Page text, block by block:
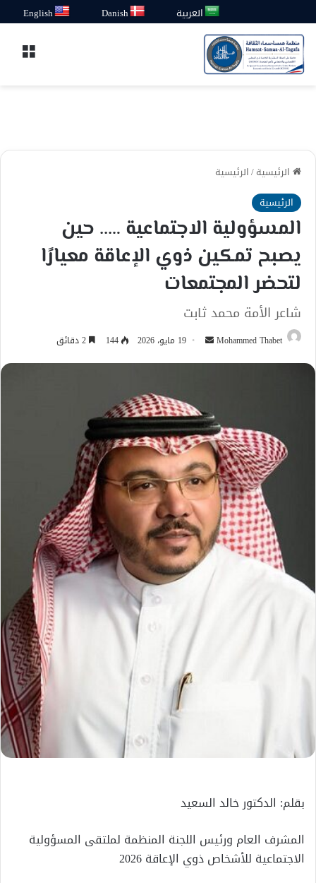
العربية Danish
English
الرئيسية/الرئيسية
الرئيسية
المسؤولية الاجتماعية ….. حين
يصبح تمكين ذوي الإعاقة معيارًا
لتحضر المجتمعات
شاعر الأمة محمد ثابت
Mohammed Thabet
أرسل 19 مايو، 2026 144
بقلم: الدكتور خالد السعيد
المشرف العام ورئيس اللجنة المنظمة لملتقى المسؤولية
الاجتماعية للأشخاص ذوي الإعاقة 2026